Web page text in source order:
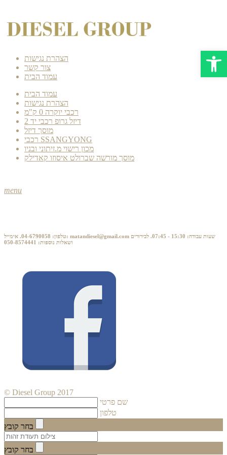
הצהרת נגישות
צור קשר
עמוד הבית
עמוד הבית
הצהרת נגישות
רכבי יוקרה 0 ק"מ
דיזל גרופ רכבי יד 2
מוסך דיזל
רכבי SSANGYONG
מכון רישוי מ.זיתוני ובניו
מוסך מורשה שברולט איסוזו קאדילק
menu
טלפון: 04-6790058. אימייל: matandiesel@gmail.com שעות עבודה: 15:30 - 07:45. לבירורים
ושאלות נוספות: 050-8574441
© Diesel Group 2017
שם פרטי
טלפון
בחר קובץ
בחר קובץ